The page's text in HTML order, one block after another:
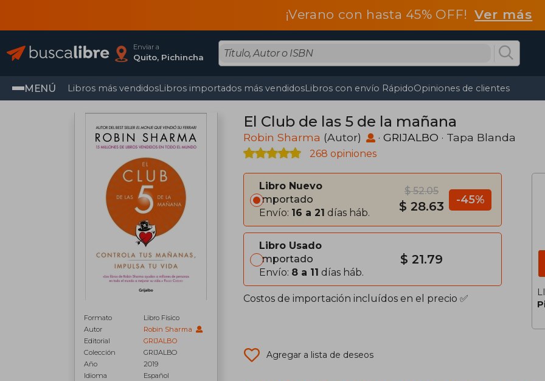
¡Verano con hasta 45% OFF!Ver más
Enviar a
Quito, Pichincha
MENÚ Libros más vendidosLibros importados más vendidosLibros con envío RápidoOpiniones de clientes
Formato
Libro Físico
Autor
Robin Sharma
Editorial
GRIJALBO
Colección
GRIJALBO
Año
2019
Idioma
Español
El Club de las 5 de la mañana
Robin Sharma (Autor) · GRIJALBO · Tapa Blanda
268 opiniones
Libro Nuevo
Importado
Envío: 16 a 21 días háb.
$ 52.05
$ 28.63 -45%
Libro Usado
Importado
Envío: 8 a 11 días háb.
$ 21.79
Costos de importación incluídos en el precio ✅
Agregar a lista de deseos